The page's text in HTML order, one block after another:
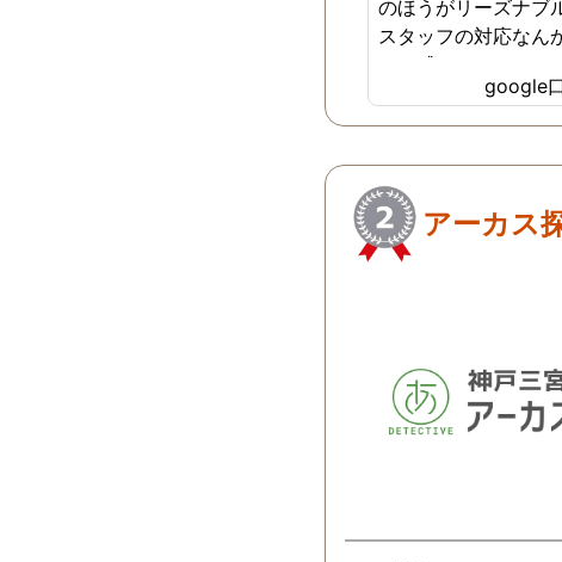
のほうがリーズナブ
スタッフの対応なん
みを感じます。はじ
ちらにすればよかっ
…
google
アーカス